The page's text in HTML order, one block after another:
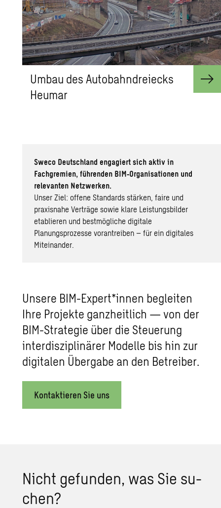
Umbau des Au­to­bahn­drei­ecks
Heu­mar
Sweco Deutschland engagiert sich aktiv in
Fachgremien, führenden BIM‑Organisationen und
relevanten Netzwerken.
Unser Ziel: offene Standards stärken, faire und
praxisnahe Verträge sowie klare Leistungsbilder
etablieren und bestmögliche digitale
Planungsprozesse vorantreiben – für ein digitales
Miteinander.
Unsere BIM-Expert*innen begleiten
Ihre Projekte ganzheitlich — von der
BIM-Strategie über die Steuerung
interdisziplinärer Modelle bis hin zur
digitalen Übergabe an den Betreiber.
Kontaktieren Sie uns
Nicht ge­fun­den, was Sie su­
chen?